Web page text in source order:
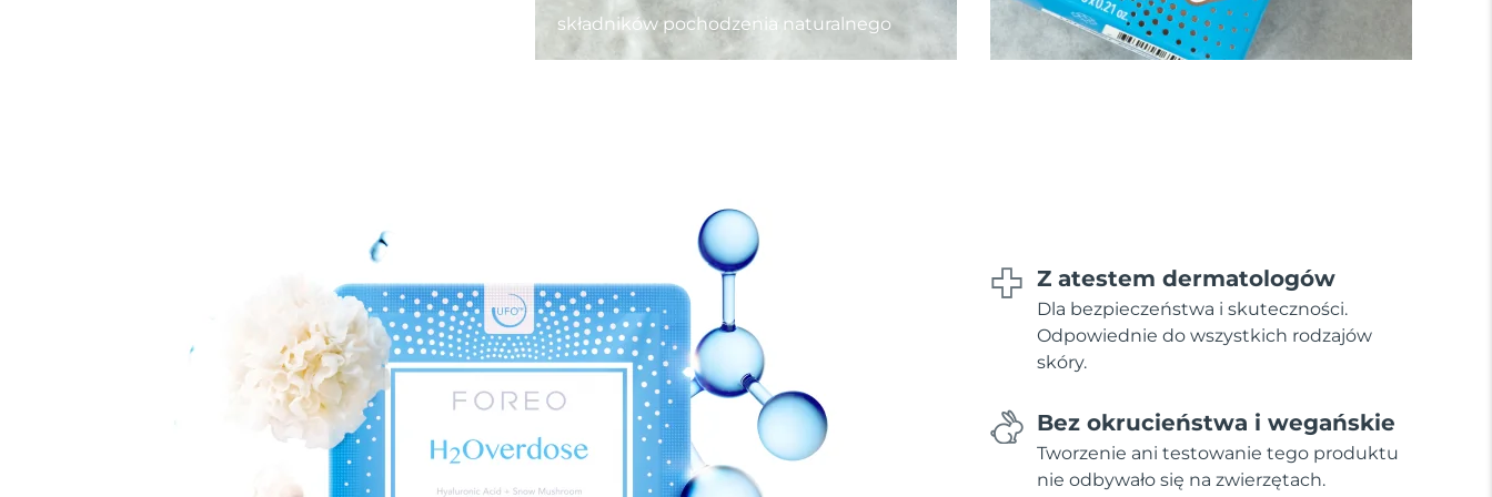
składników pochodzenia naturalnego
Z atestem dermatologów
Dla bezpieczeństwa i skuteczności.
Odpowiednie do wszystkich rodzajów
skóry.
Bez okrucieństwa i wegańskie
Tworzenie ani testowanie tego produktu
nie odbywało się na zwierzętach.